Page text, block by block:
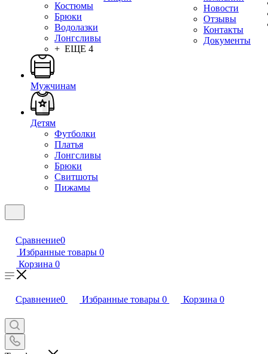
Костюмы
Брюки
Водолазки
Лонгсливы
+ ЕЩЕ 4
Мужчинам
Детям
Футболки
Платья
Лонгсливы
Брюки
Свитшоты
Пижамы
Новости
Отзывы
Контакты
Документы
Сравнение0
Избранные товары 0
Корзина 0
Сравнение0 Избранные товары 0 Корзина 0